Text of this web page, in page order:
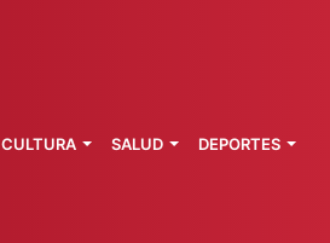
CULTURA SALUD DEPORTES